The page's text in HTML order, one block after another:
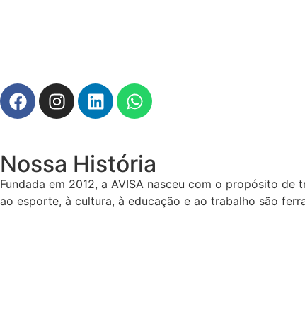
Nossa História
Fundada em 2012, a AVISA nasceu com o propósito
ao esporte, à cultura, à educação e ao trabalho são